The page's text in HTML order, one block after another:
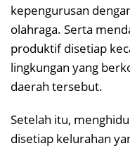
kepengurusan
olahraga. Serta
produktif disetiap
lingkungan yang
daerah tersebut.
Setelah itu,
disetiap kelurahan